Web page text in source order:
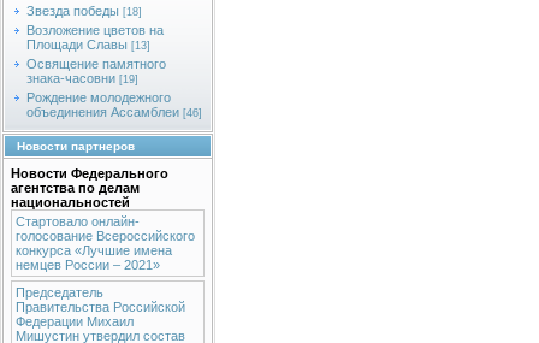
Звезда победы [18]
Возложение цветов на
Площади Славы [13]
Освящение памятного
знака-часовни [19]
Рождение молодежного
объединения Ассамблеи [46]
Новости партнеров
Новости Федерального
агентства по делам
национальностей
Стартовало онлайн-
голосование Всероссийского
конкурса «Лучшие имена
немцев России – 2021»
Председатель
Правительства Российской
Федерации Михаил
Мишустин утвердил состав